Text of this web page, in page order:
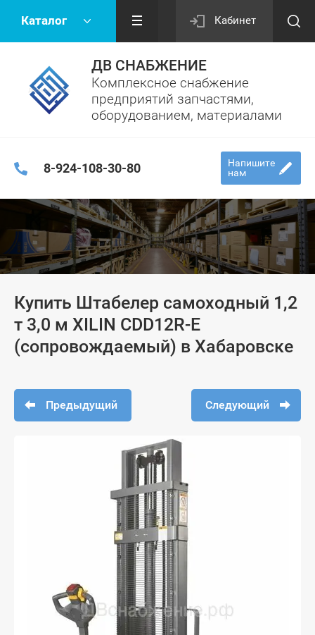
Каталог Кабинет
ДВ СНАБЖЕНИЕ
Комплексное снабжение
предприятий запчастями,
оборудованием, материалами
8-924-108-30-80
Напишите
нам
Купить Штабелер самоходный 1,2
т 3,0 м XILIN CDD12R-E
(сопровождаемый) в Хабаровске
Предыдущий Следующий